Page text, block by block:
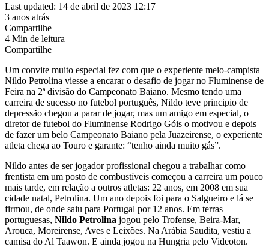
Last updated: 14 de abril de 2023 12:17
3 anos atrás
Compartilhe
4 Min de leitura
Compartilhe
Um convite muito especial fez com que o experiente meio-campista
Nildo Petrolina viesse a encarar o desafio de jogar no Fluminense de
Feira na 2ª divisão do Campeonato Baiano. Mesmo tendo uma
carreira de sucesso no futebol português, Nildo teve principio de
depressão chegou a parar de jogar, mas um amigo em especial, o
diretor de futebol do Fluminense Rodrigo Góis o motivou e depois
de fazer um belo Campeonato Baiano pela Juazeirense, o experiente
atleta chega ao Touro e garante: “tenho ainda muito gás”.
Nildo antes de ser jogador profissional chegou a trabalhar como
frentista em um posto de combustíveis começou a carreira um pouco
mais tarde, em relação a outros atletas: 22 anos, em 2008 em sua
cidade natal, Petrolina. Um ano depois foi para o Salgueiro e lá se
firmou, de onde saiu para Portugal por 12 anos. Em terras
portuguesas, Nildo Petrolina jogou pelo Trofense, Beira-Mar,
Arouca, Moreirense, Aves e Leixões. Na Arábia Saudita, vestiu a
camisa do Al Taawon. E ainda jogou na Hungria pelo Videoton.